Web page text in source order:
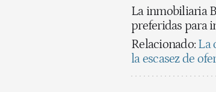
La inmobiliaria
preferidas para
Relacionado: La
la escasez de